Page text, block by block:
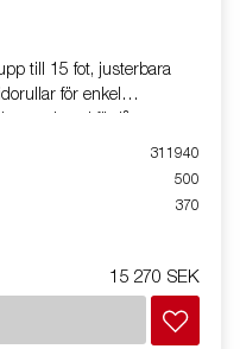
till 15 fot, justerbara
för enkel
chassi för lång
chassi. Vattentäta
vinschtorn. Två fixerade
av- och pålastning av din
311940
500
370
15 270 SEK